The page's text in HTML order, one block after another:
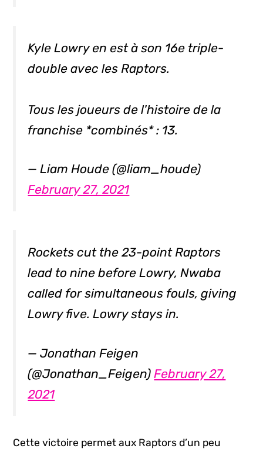
Kyle Lowry en est à son 16e triple-
double avec les Raptors.
Tous les joueurs de l'histoire de la
franchise *combinés* : 13.
— Liam Houde (@liam_houde)
February 27, 2021
Rockets cut the 23-point Raptors
lead to nine before Lowry, Nwaba
called for simultaneous fouls, giving
Lowry five. Lowry stays in.
— Jonathan Feigen
(@Jonathan_Feigen)February 27,
2021
Cette victoire permet aux Raptors d’un peu